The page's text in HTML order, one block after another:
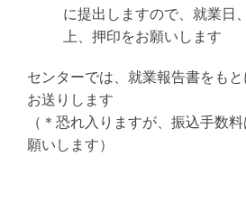
に提出しますので、就業日
上、押印をお願いします
センターでは、就業報告書をも
お送りします
（＊恐れ入りますが、振込手数
願いします）